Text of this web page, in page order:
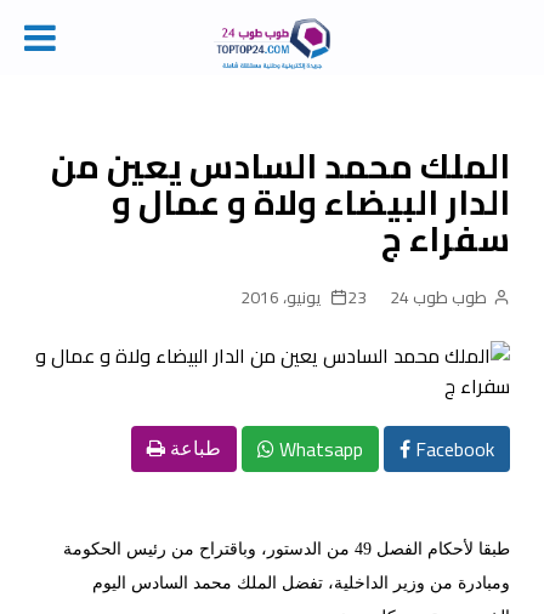
contentالملك محمد السادس يعين من
الدار البيضاء ولاة و عمال و
سفراء ج
طوب طوب 24 23 يونيو، 2016
Facebook
Whatsapp طباعة
طبقا لأحكام الفصل 49 من الدستور، وباقتراح من رئيس الحكومة
ومبادرة من وزير الداخلية، تفضل الملك محمد السادس اليوم